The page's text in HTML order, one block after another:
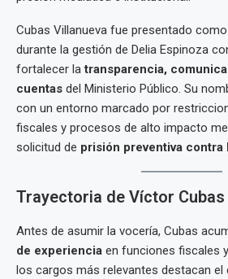
Cubas Villanueva fue presentado
durante la gestión de Delia Espinoza
fortalecer latransparencia,
cuentas del Ministerio Público. Su
con un entorno marcado por
fiscales y procesos de alto impacto
solicitud de prisión preventiva contra
Trayectoria de Víctor Cubas
Antes de asumir la vocería, Cubas
de experiencia en funciones fiscales
los cargos más relevantes destacan